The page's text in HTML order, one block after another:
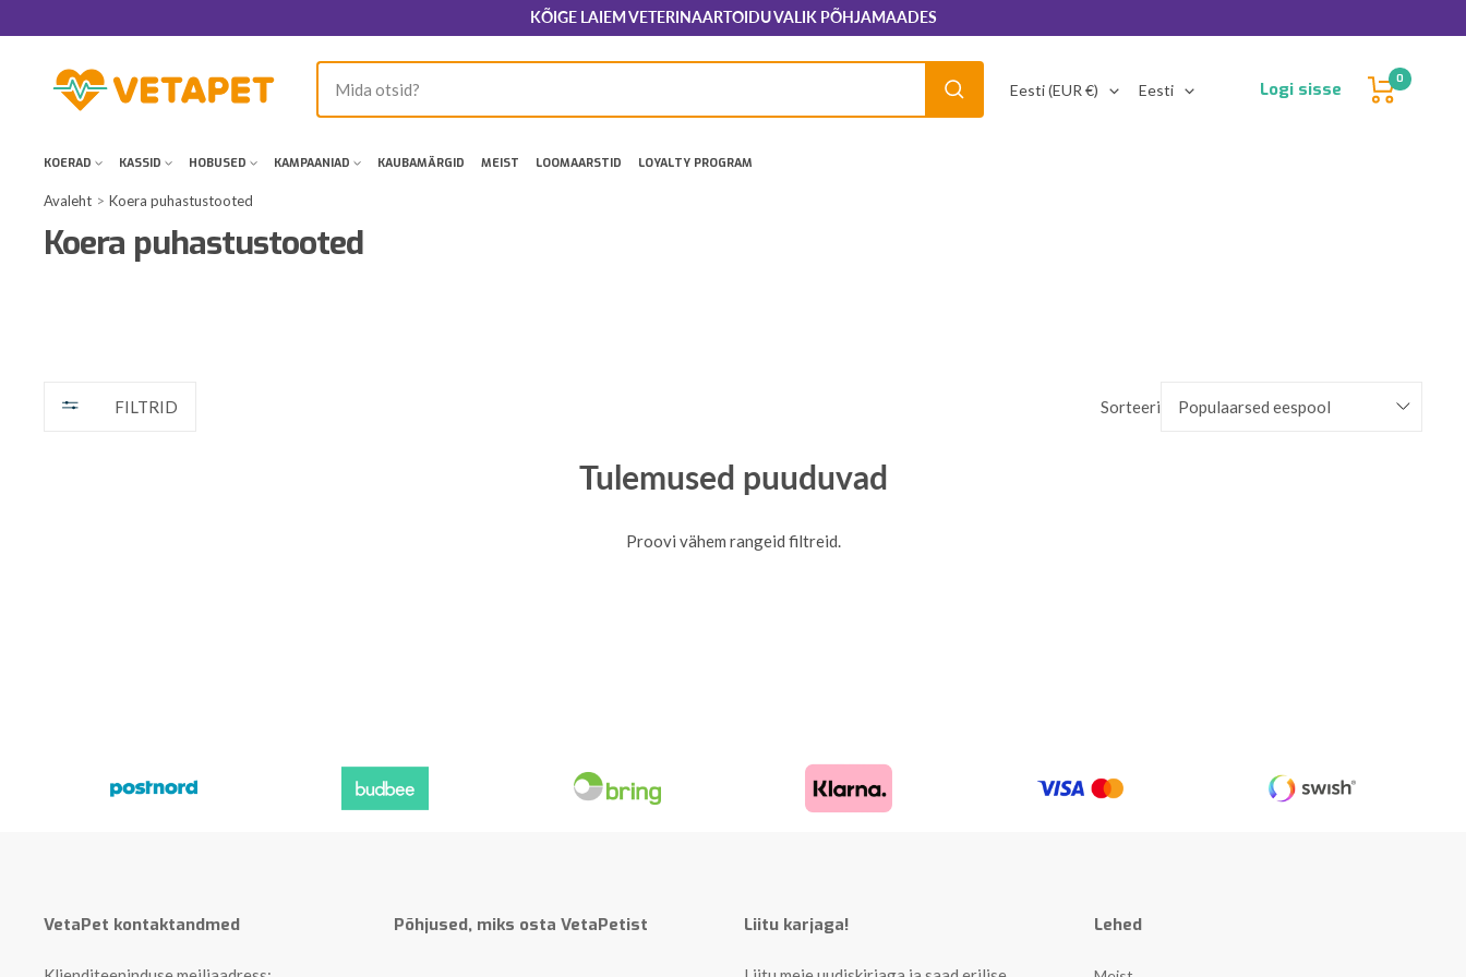
sisu
KÕIGE LAIEM VETERINAARTOIDU VALIK PÕHJAMAADES
VetaPet.com
Riik/piirkond
Eesti (EUR €) Keel
Eesti Logi sisse
0
KOERAD KASSID HOBUSED KAMPAANIAD KAUBAMÄRGID MEIST LOOMAARSTID LOYALTY PROGRAM
Avaleht Koera puhastustooted
Koera puhastustooted
FILTRID Sorteeri Populaarsed eespool
Tulemused puuduvad
Proovi vähem rangeid filtreid.
VetaPet kontaktandmed Põhjused, miks osta VetaPetist Liitu karjaga! Lehed